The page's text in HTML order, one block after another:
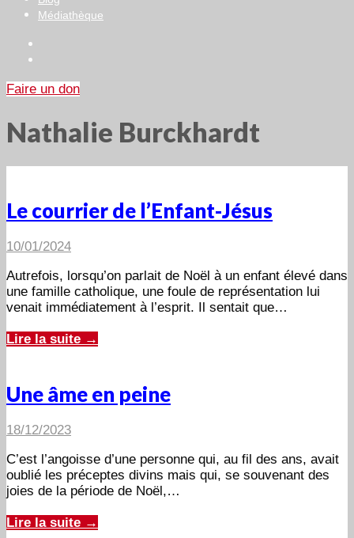
Médiathèque
Faire un don
Nathalie Burckhardt
Le courrier de l’Enfant-Jésus
10/01/2024
Autrefois, lorsqu’on parlait de Noël à un enfant élevé dans
une famille catholique, une foule de représentation lui
venait immédiatement à l’esprit. Il sentait que…
Lire la suite →
Une âme en peine
18/12/2023
C’est l’angoisse d’une personne qui, au fil des ans, avait
oublié les préceptes divins mais qui, se souvenant des
joies de la période de Noël,…
Lire la suite →